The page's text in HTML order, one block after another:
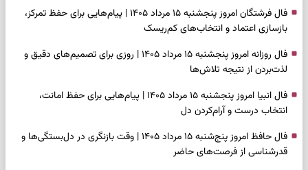
فال فرشتگان امروز پنجشنبه ۱۵ مرداد ۱۴۰۵ | پیام‌هایی برای حفظ تمرکز،
بازسازی اعتماد و انتخاب‌های کم‌ریسک
فال روزانه امروز پنجشنبه ۱۵ مرداد ۱۴۰۵ | روزی برای تصمیم‌های دقیق و
لذت‌بردن از نتیجه تلاش‌ها
فال انبیا امروز پنجشنبه ۱۵ مرداد ۱۴۰۵ | پیام‌هایی برای حفظ امانت،
انتخاب درست و آرام‌کردن دل
فال حافظ امروز پنج‌شنبه ۱۵ مرداد ۱۴۰۵ | وقت بازنگری در دل‌بستگی‌ها و
قدرشناسی از فرصت‌های حاضر